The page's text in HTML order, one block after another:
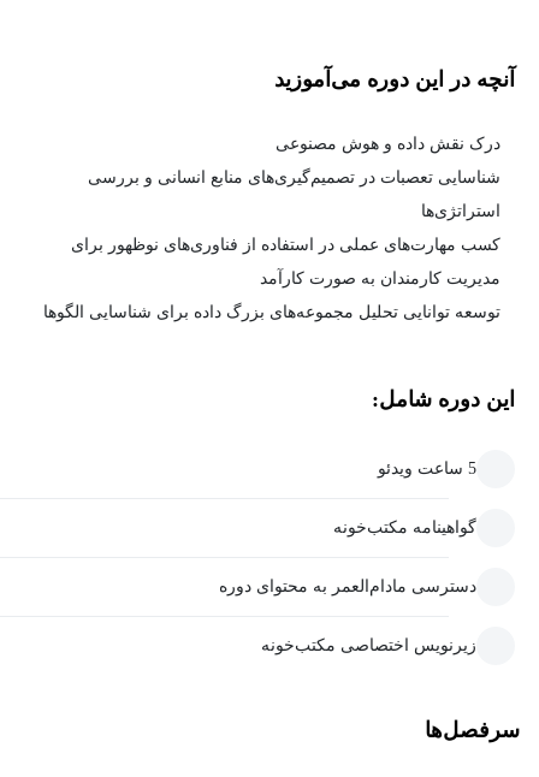
آنچه در این دوره می‌آموزید
درک نقش داده و هوش مصنوعی
شناسایی تعصبات در تصمیم‌گیری‌های منابع انسانی و بررسی
استراتژی‌ها
کسب مهارت‌های عملی در استفاده از فناوری‌های نوظهور برای
مدیریت کارمندان به صورت کارآمد
توسعه توانایی تحلیل مجموعه‌های بزرگ داده برای شناسایی الگوها
این دوره شامل:
5 ساعت ویدئو
گواهینامه مکتب‌خونه
دسترسی مادام‌العمر به محتوای دوره
زیرنویس اختصاصی مکتب‌خونه
سرفصل‌ها